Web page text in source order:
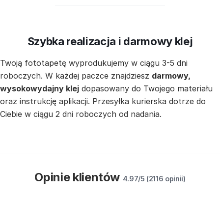
Szybka realizacja i darmowy klej
Twoją fototapetę wyprodukujemy w ciągu 3-5 dni
roboczych. W każdej paczce znajdziesz darmowy,
wysokowydajny klej dopasowany do Twojego materiału
oraz instrukcję aplikacji. Przesyłka kurierska dotrze do
Ciebie w ciągu 2 dni roboczych od nadania.
Opinie klientów 4.97/5 (2116 opinii)